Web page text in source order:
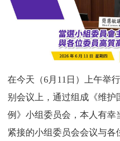
在今天（6月11日）上午举
别会议上，通过组成《维护
例》小组委员会，本人有幸
紧接的小组委员会会议与各